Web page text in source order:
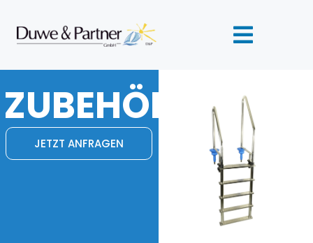
ZUBEHÖR
JETZT ANFRAGEN